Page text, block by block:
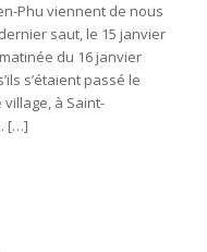
Phu viennent de nous
saut, le 15 janvier
du 16 janvier
s’étaient passé le
à Saint-
[…]